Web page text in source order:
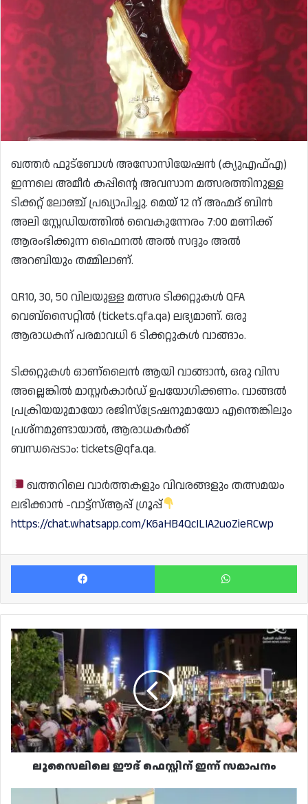
ഖത്തർ ഫുട്‌ബോൾ അസോസിയേഷൻ (ക്യുഎഫ്‌എ)
ഇന്നലെ അമീർ കപ്പിന്റെ അവസാന മത്സരത്തിനുള്ള
ടിക്കറ്റ് ലോഞ്ച് പ്രഖ്യാപിച്ചു. മെയ് 12 ന് അഹ്മദ് ബിൻ
അലി സ്റ്റേഡിയത്തിൽ വൈകുന്നേരം 7:00 മണിക്ക്
ആരംഭിക്കുന്ന ഫൈനൽ അൽ സദ്ദും അൽ
അറബിയും തമ്മിലാണ്.
QR10, 30, 50 വിലയുള്ള മത്സര ടിക്കറ്റുകൾ QFA
വെബ്‌സൈറ്റിൽ (tickets.qfa.qa) ലഭ്യമാണ്. ഒരു
ആരാധകന് പരമാവധി 6 ടിക്കറ്റുകൾ വാങ്ങാം.
ടിക്കറ്റുകൾ ഓണ്ലൈൻ ആയി വാങ്ങാൻ, ഒരു വിസ
അല്ലെങ്കിൽ മാസ്റ്റർകാർഡ് ഉപയോഗിക്കണം. വാങ്ങൽ
പ്രക്രിയയുമായോ രജിസ്ട്രേഷനുമായോ എന്തെങ്കിലും
പ്രശ്‌നമുണ്ടായാൽ, ആരാധകർക്ക്
ബന്ധപ്പെടാം: tickets@qfa.qa.
ഖത്തറിലെ വാർത്തകളും വിവരങ്ങളും തത്സമയം
ലഭിക്കാൻ -വാട്ട്സ്ആപ്പ് ഗ്രൂപ്പ്
https://chat.whatsapp.com/K6aHB4QcILIA2uoZieRCwp
Facebook
ലുസൈലിലെ
ഈദ്
ഫെസ്റ്റിന്
ഇന്ന്
സമാപനം
ലുസൈലിലെ ഈദ് ഫെസ്റ്റിന് ഇന്ന് സമാപനം
അശ്രദ്ധമായി